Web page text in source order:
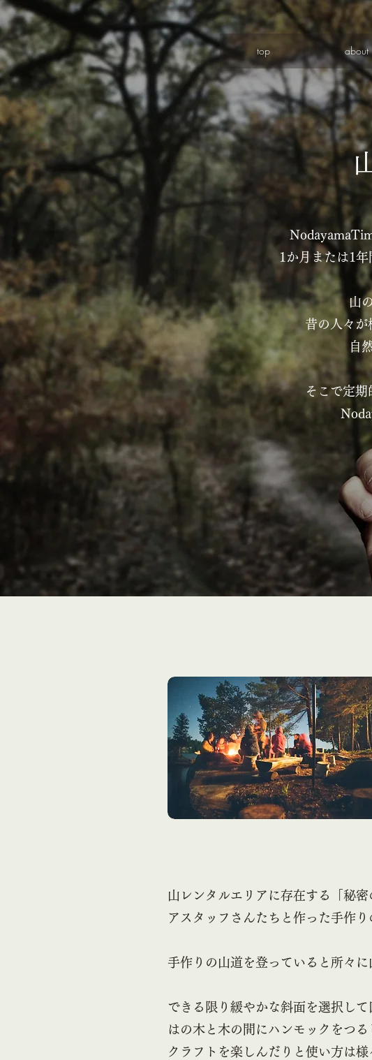
top about
​1か月または1
山
昔の人々が
自
そこで定
山レンタルエリアに存在する「秘
アスタッフさんたちと作った手作り
手作りの山道を登っていると所々に
できる限り緩やかな斜面を選択し
はの木と木の間にハンモックをつ
クラフトを楽しんだりと使い方は様